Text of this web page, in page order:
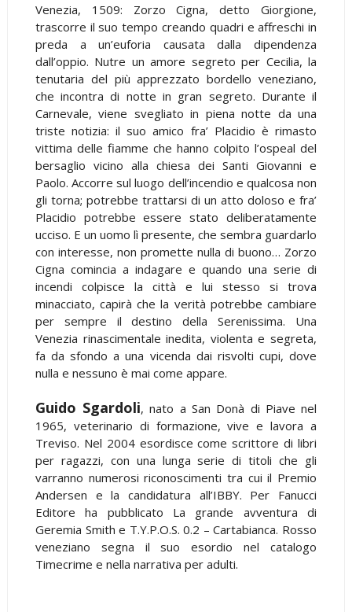
Venezia, 1509: Zorzo Cigna, detto Giorgione,
trascorre il suo tempo creando quadri e affreschi in
preda a un’euforia causata dalla dipendenza
dall’oppio. Nutre un amore segreto per Cecilia, la
tenutaria del più apprezzato bordello veneziano,
che incontra di notte in gran segreto. Durante il
Carnevale, viene svegliato in piena notte da una
triste notizia: il suo amico fra’ Placidio è rimasto
vittima delle fiamme che hanno colpito l’ospeal del
bersaglio vicino alla chiesa dei Santi Giovanni e
Paolo. Accorre sul luogo dell’incendio e qualcosa non
gli torna; potrebbe trattarsi di un atto doloso e fra’
Placidio potrebbe essere stato deliberatamente
ucciso. E un uomo lì presente, che sembra guardarlo
con interesse, non promette nulla di buono… Zorzo
Cigna comincia a indagare e quando una serie di
incendi colpisce la città e lui stesso si trova
minacciato, capirà che la verità potrebbe cambiare
per sempre il destino della Serenissima. Una
Venezia rinascimentale inedita, violenta e segreta,
fa da sfondo a una vicenda dai risvolti cupi, dove
nulla e nessuno è mai come appare.
Guido Sgardoli, nato a San Donà di Piave nel
1965, veterinario di formazione, vive e lavora a
Treviso. Nel 2004 esordisce come scrittore di libri
per ragazzi, con una lunga serie di titoli che gli
varranno numerosi riconoscimenti tra cui il Premio
Andersen e la candidatura all’IBBY. Per Fanucci
Editore ha pubblicato La grande avventura di
Geremia Smith e T.Y.P.O.S. 0.2 – Cartabianca. Rosso
veneziano segna il suo esordio nel catalogo
Timecrime e nella narrativa per adulti.